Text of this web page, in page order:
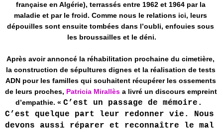
française en Algérie), terrassés entre 1962 et 1964 par la
maladie et par le froid. Comme nous le relations ici, leurs
dépouilles sont ensuite tombées dans l’oubli, enfouies sous
les broussailles et le déni.
Après avoir annoncé la réhabilitation prochaine du cimetière,
la construction de sépultures dignes et la réalisation de tests
ADN pour les familles qui souhaitent récupérer les ossements
de leurs proches, Patricia Mirallès a livré un discours empreint
d’empathie. « C’est un passage de mémoire.
C’est quelque part leur redonner vie. Nous
devons aussi réparer et reconnaître le mal